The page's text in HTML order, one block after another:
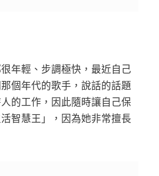
年輕、步調極快，最近自己
個年代的歌手，說話的話題
的工作，因此隨時讓自己保
智慧王」，因為她非常擅長